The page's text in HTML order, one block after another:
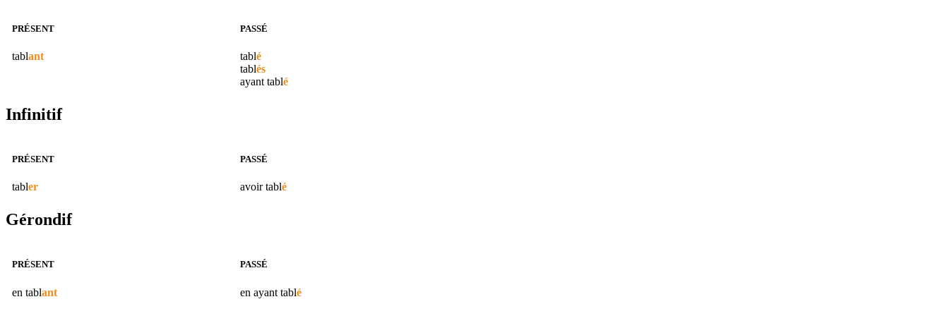
PRÉSENT
tablant
PASSÉ
tablé
tablés
ayant tablé
Infinitif
PRÉSENT
tabler
PASSÉ
avoirtablé
Gérondif
PRÉSENT
en tablant
PASSÉ
en ayant tablé